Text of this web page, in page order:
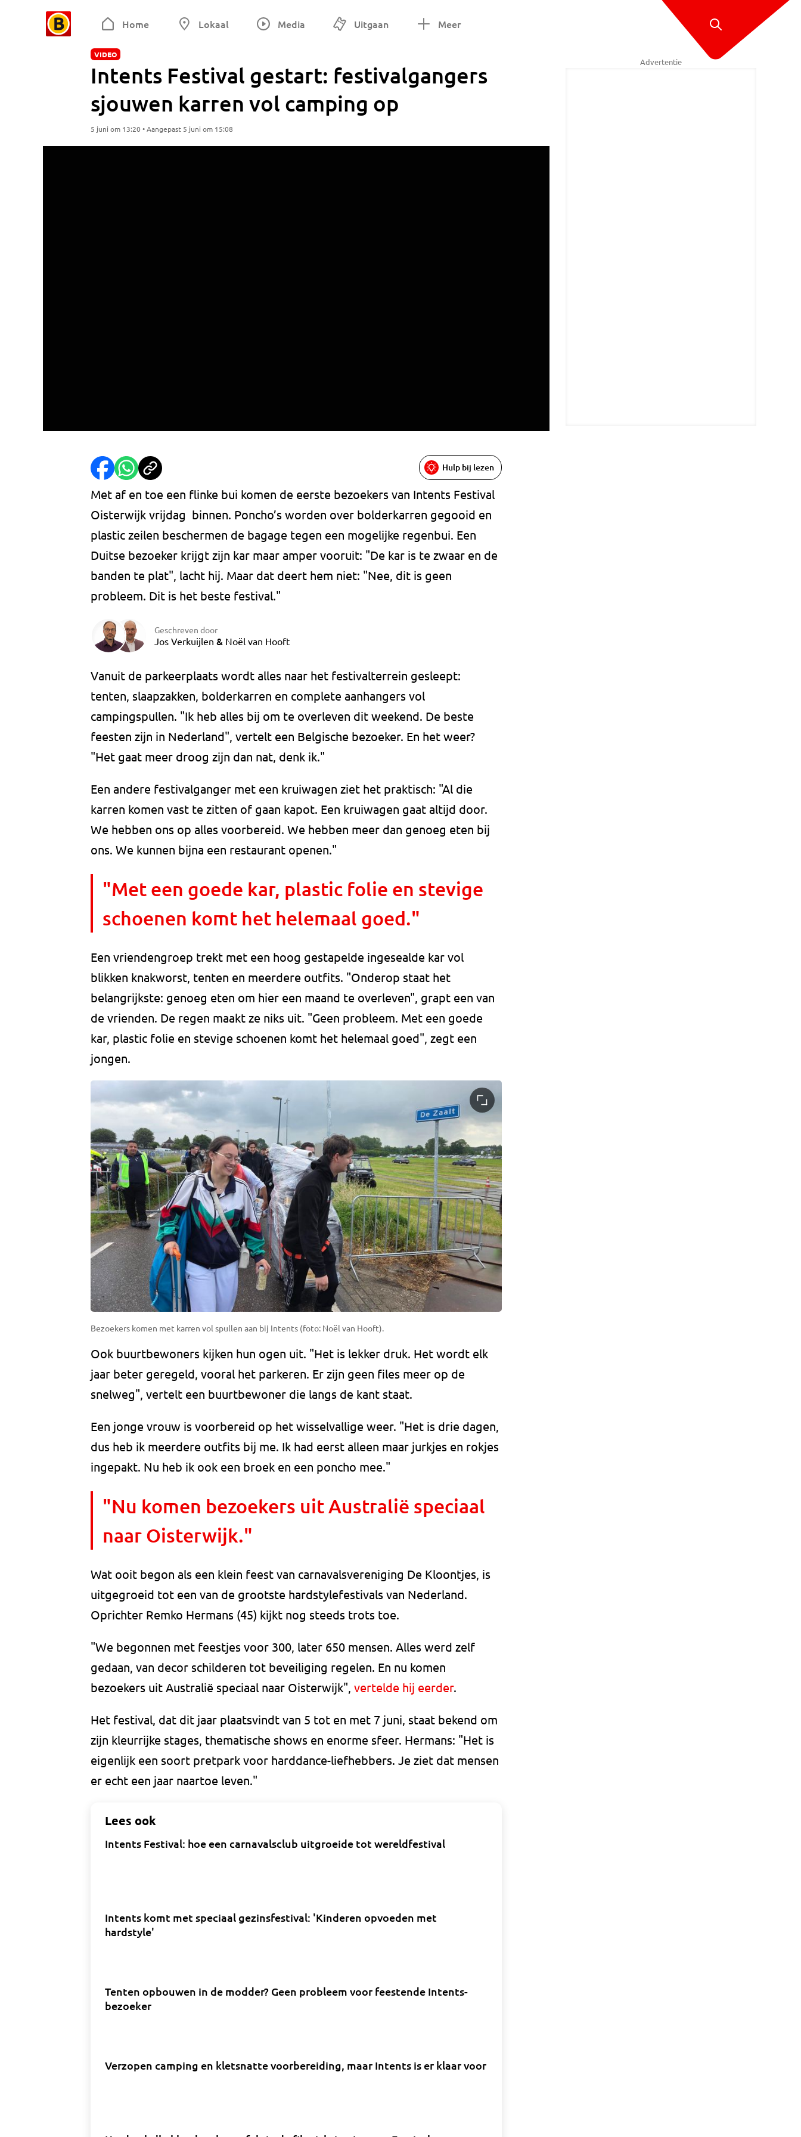
Home Lokaal Media Uitgaan Meer
VIDEO
Intents Festival gestart: festivalgangers
sjouwen karren vol camping op
5 juni om 13:20 • Aangepast 5 juni om 15:08
Hulp bij lezen
Met af en toe een flinke bui komen de eerste bezoekers van Intents Festival
Oisterwijk vrijdag binnen. Poncho’s worden over bolderkarren gegooid en
plastic zeilen beschermen de bagage tegen een mogelijke regenbui. Een
Duitse bezoeker krijgt zijn kar maar amper vooruit: "De kar is te zwaar en de
banden te plat", lacht hij. Maar dat deert hem niet: "Nee, dit is geen
probleem. Dit is het beste festival."
Geschreven door
Jos Verkuijlen & Noël van Hooft
Vanuit de parkeerplaats wordt alles naar het festivalterrein gesleept:
tenten, slaapzakken, bolderkarren en complete aanhangers vol
campingspullen. "Ik heb alles bij om te overleven dit weekend. De beste
feesten zijn in Nederland", vertelt een Belgische bezoeker. En het weer?
"Het gaat meer droog zijn dan nat, denk ik."
Een andere festivalganger met een kruiwagen ziet het praktisch: "Al die
karren komen vast te zitten of gaan kapot. Een kruiwagen gaat altijd door.
We hebben ons op alles voorbereid. We hebben meer dan genoeg eten bij
ons. We kunnen bijna een restaurant openen."
"Met een goede kar, plastic folie en stevige
schoenen komt het helemaal goed."
Een vriendengroep trekt met een hoog gestapelde ingesealde kar vol
blikken knakworst, tenten en meerdere outfits. "Onderop staat het
belangrijkste: genoeg eten om hier een maand te overleven", grapt een van
de vrienden. De regen maakt ze niks uit. "Geen probleem. Met een goede
kar, plastic folie en stevige schoenen komt het helemaal goed", zegt een
jongen.
Bezoekers komen met karren vol spullen aan bij Intents (foto: Noël van Hooft).
Ook buurtbewoners kijken hun ogen uit. "Het is lekker druk. Het wordt elk
jaar beter geregeld, vooral het parkeren. Er zijn geen files meer op de
snelweg", vertelt een buurtbewoner die langs de kant staat.
Een jonge vrouw is voorbereid op het wisselvallige weer. "Het is drie dagen,
dus heb ik meerdere outfits bij me. Ik had eerst alleen maar jurkjes en rokjes
ingepakt. Nu heb ik ook een broek en een poncho mee."
"Nu komen bezoekers uit Australië speciaal
naar Oisterwijk."
Wat ooit begon als een klein feest van carnavalsvereniging De Kloontjes, is
uitgegroeid tot een van de grootste hardstylefestivals van Nederland.
Oprichter Remko Hermans (45) kijkt nog steeds trots toe.
"We begonnen met feestjes voor 300, later 650 mensen. Alles werd zelf
gedaan, van decor schilderen tot beveiliging regelen. En nu komen
bezoekers uit Australië speciaal naar Oisterwijk", vertelde hij eerder.
Het festival, dat dit jaar plaatsvindt van 5 tot en met 7 juni, staat bekend om
zijn kleurrijke stages, thematische shows en enorme sfeer. Hermans: "Het is
eigenlijk een soort pretpark voor harddance-liefhebbers. Je ziet dat mensen
er echt een jaar naartoe leven."
Lees ook
Intents Festival: hoe een carnavalsclub uitgroeide tot wereldfestival
Intents komt met speciaal gezinsfestival: 'Kinderen opvoeden met
hardstyle'
Tenten opbouwen in de modder? Geen probleem voor feestende Intents-
bezoeker
Verzopen camping en kletsnatte voorbereiding, maar Intents is er klaar voor
Advertentie